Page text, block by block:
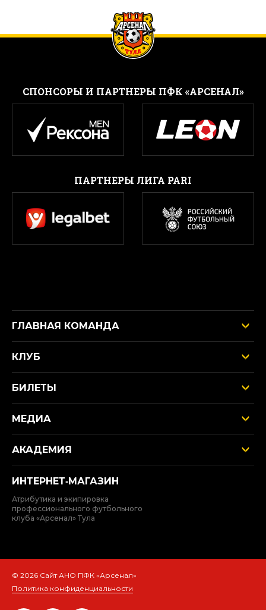
CПОНСОРЫ И ПАРТНЕРЫ ПФК «АРСЕНАЛ»
ПАРТНЕРЫ ЛИГА PARI
ГЛАВНАЯ КОМАНДА
КЛУБ
БИЛЕТЫ
МЕДИА
АКАДЕМИЯ
ИНТЕРНЕТ‑МАГАЗИН
Атрибутика и экипировка
профессионального футбольного
клуба «Арсенал» Тула
© 2026 Сайт АНО ПФК «Арсенал»
Политика конфиденциальности